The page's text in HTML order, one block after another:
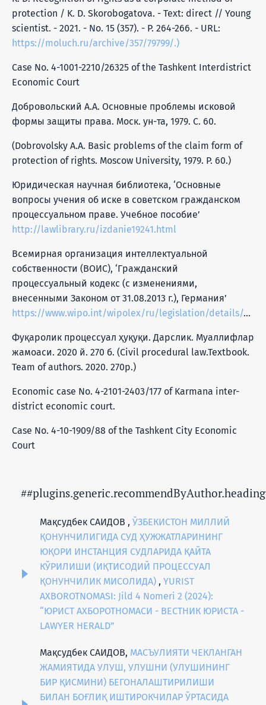
protection / K. D. Skorobogatova. - Text: direct // Young
scientist. - 2021. - No. 15 (357). - P. 264-266. - URL:
https://moluch.ru/archive/357/79799/.)
Case No. 4-1001-2210/26325 of the Tashkent Interdistrict
Economic Court
Добровольский А.А. Основные проблемы исковой
формы защиты права. Моск. ун-та, 1979. C. 60.
(Dobrovolsky A.A. Basic problems of the claim form of
protection of rights. Moscow University, 1979. P. 60.)
Юридическая научная библиотека, ‘Основные
вопросы учения об иске в советском гражданском
процессуальном праве. Учебное пособие’
http://lawlibrary.ru/izdanie19241.html
Всемирная организация интеллектуальной
собственности (ВОИС), ‘Гражданский
процессуальный кодекс (с изменениями,
внесенными Законом от 31.08.2013 г.), Германия’
https://www.wipo.int/wipolex/ru/legislation/details/14316
Фуқаролик процессуал ҳуқуқи. Дарслик. Муаллифлар
жамоаси. 2020 й. 270 б. (Civil procedural law.Textbook.
Team of authors. 2020. 270p.)
Economic case No. 4-2101-2403/177 of Karmana inter-
district economic court.
Case No. 4-10-1909/88 of the Tashkent City Economic
Court
Мақсудбек САИДОВ , ЎЗБЕКИСТОН МИЛЛИЙ
ҚОНУНЧИЛИГИДА СУД ҲУЖЖАТЛАРИНИНГ
ЮҚОРИ ИНСТАНЦИЯ СУДЛАРИДА ҚАЙТА
КЎРИЛИШИ (ИҚТИСОДИЙ ПРОЦЕССУАЛ
ҚОНУНЧИЛИК МИСОЛИДА) , YURIST
AXBOROTNOMASI: Jild 4 Nomeri 2 (2024):
“ЮРИСТ АХБОРОТНОМАСИ - ВЕСТНИК ЮРИСТА -
LAWYER HERALD”
Мақсудбек САИДОВ, МАСЪУЛИЯТИ ЧЕКЛАНГАН
ЖАМИЯТИДА УЛУШ, УЛУШНИ (УЛУШИНИНГ
БИР ҚИСМИНИ) БЕГОНАЛАШТИРИЛИШИ
БИЛАН БОҒЛИҚ ИШТИРОКЧИЛАР ЎРТАСИДА